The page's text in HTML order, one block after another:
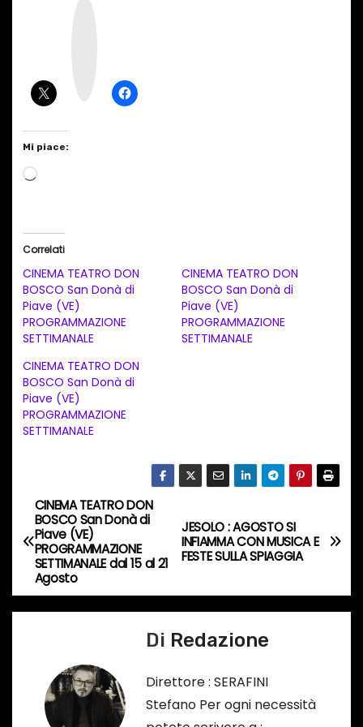
Mi piace:
C
a
m
e
t
o
i
r
s
o
…
Correlati
CINEMA TEATRO DON
BOSCO San Donà di
Piave (VE)
PROGRAMMAZIONE
SETTIMANALE
CINEMA TEATRO DON
BOSCO San Donà di
Piave (VE)
PROGRAMMAZIONE
SETTIMANALE
CINEMA TEATRO DON
BOSCO San Donà di
Piave (VE)
PROGRAMMAZIONE
SETTIMANALE
N
a
v
i
JESOLO : AGOSTO SI
INFIAMMA CON MUSICA E
FESTE SULLA SPIAGGIA
CINEMA TEATRO DON
BOSCO San Donà di
Piave (VE)
PROGRAMMAZIONE
SETTIMANALE dal 15 al 21
Agosto
Di Redazione
Direttore : SERAFINI
Stefano Per ogni necessità